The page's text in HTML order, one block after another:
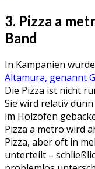
3. Pizza a
Band
In Kampanien
Altamura, genannt
Die Pizza ist nicht
Sie wird relativ
im Holzofen
Pizza a metro wird
Pizza, aber oft in
unterteilt –